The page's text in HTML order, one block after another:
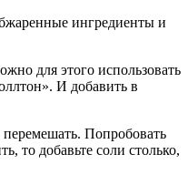
ингредиенты и
для этого использовать
И добавить в
Попробовать
то добавьте соли столько,